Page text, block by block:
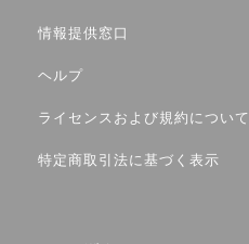
情報提供窓口
ヘルプ
ライセンスおよび規約について
特定商取引法に基づく表示